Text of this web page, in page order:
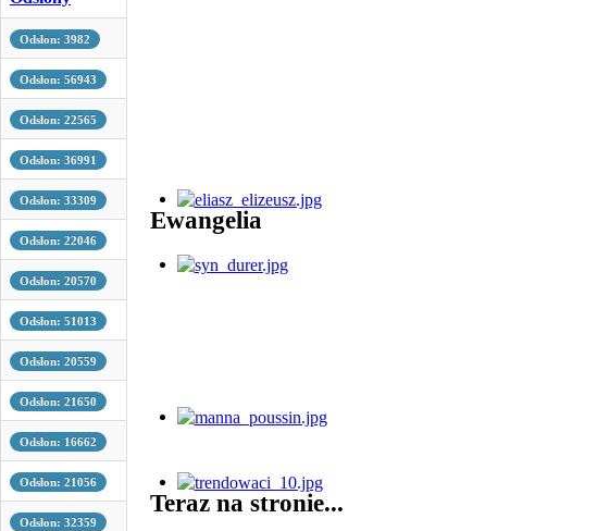
Odsłon: 3982
Odsłon: 56943
Odsłon: 22565
Odsłon: 36991
Odsłon: 33309
Odsłon: 22046
Odsłon: 20570
Odsłon: 51013
Odsłon: 20559
Odsłon: 21650
Odsłon: 16662
Odsłon: 21056
Odsłon: 32359
Ewangelia
Teraz na stronie...